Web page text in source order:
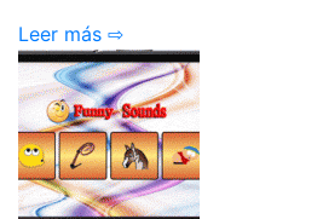
Leer más ⇨